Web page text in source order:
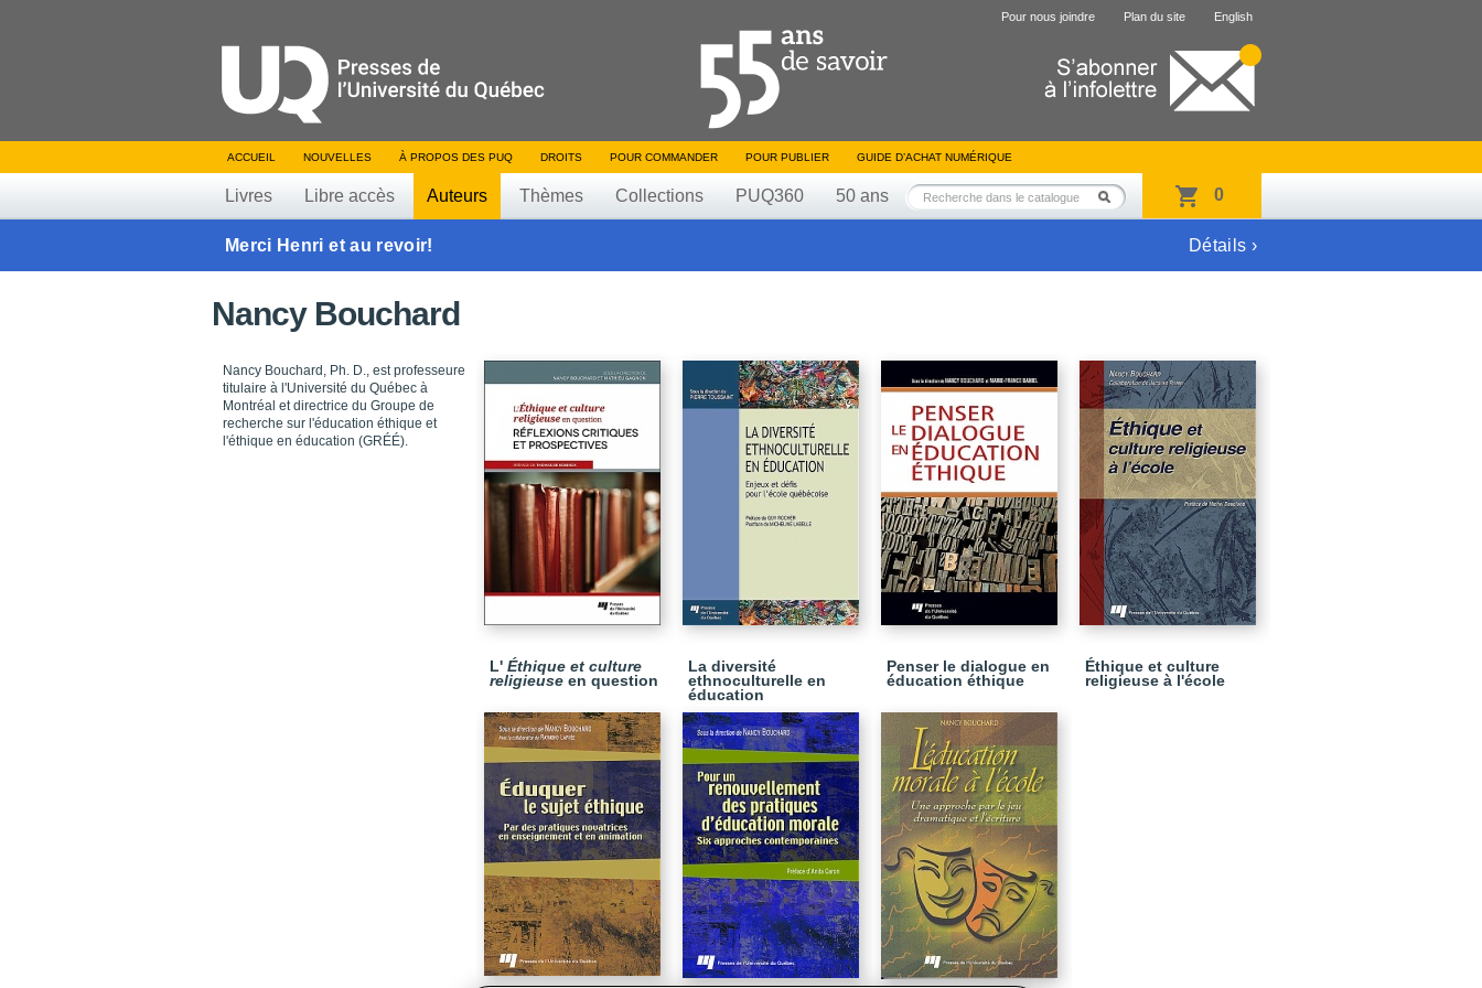
Pour nous joindre Plan du site English
ACCUEIL NOUVELLES À PROPOS DES PUQ DROITS POUR COMMANDER POUR PUBLIER GUIDE D’ACHAT NUMÉRIQUE
Livres Libre accès Auteurs Thèmes Collections PUQ360 50 ans 0
Merci Henri et au revoir! Détails ›
Nancy Bouchard
Nancy Bouchard, Ph. D., est professeure
titulaire à l'Université du Québec à
Montréal et directrice du Groupe de
recherche sur l'éducation éthique et
l'éthique en éducation (GRÉÉ).
L' Éthique et culture
religieuse en question
La diversité
ethnoculturelle en
éducation
Penser le dialogue en
éducation éthique
Éthique et culture
religieuse à l'école